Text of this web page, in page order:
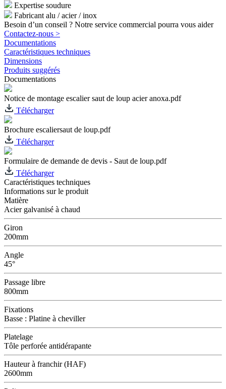
Expertise soudure
Fabricant alu / acier / inox
Besoin d’un conseil ? Notre service commercial pourra vous aider
Contactez-nous >
Documentations
Caractéristiques techniques
Dimensions
Produits suggérés
Documentations
Notice de montage escalier saut de loup acier anoxa.pdf
Télécharger
Brochure escaliersaut de loup.pdf
Télécharger
Formulaire de demande de devis - Saut de loup.pdf
Télécharger
Caractéristiques techniques
Informations sur le produit
Matière
Acier galvanisé à chaud
Giron
200mm
Angle
45°
Passage libre
800mm
Fixations
Basse : Platine à cheviller
Platelage
Tôle perforée antidérapante
Hauteur à franchir (HAF)
2600mm